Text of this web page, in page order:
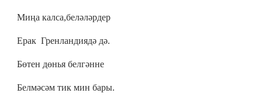
Миңа калса,беләләрдер
Ерак Гренландиядә дә.
Бөтен дөнья белгәнне
Белмәсәм тик мин бары.